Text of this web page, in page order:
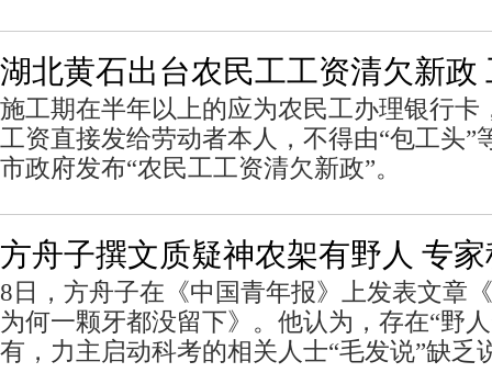
湖北黄石出台农民工工资清欠新政
施工期在半年以上的应为农民工办理银行卡
工资直接发给劳动者本人，不得由“包工头
市政府发布“农民工工资清欠新政”。
方舟子撰文质疑神农架有野人 专
8日，方舟子在《中国青年报》上发表文章
为何一颗牙都没留下》。他认为，存在“野
有，力主启动科考的相关人士“毛发说”缺乏